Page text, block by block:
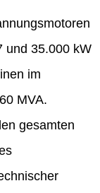
und 35.000 kW
im
MVA.
gesamten